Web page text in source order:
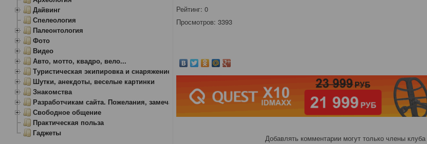
Рейтинг: 0
Просмотров: 3393
Добавлять комментарии могут только члены клуба
Дайвинг
Спелеология
Палеонтология
Фото
Видео
Авто, мотто, квадро, вело...
Туристическая экипировка и снаряжение
Шутки, анекдоты, веселые картинки
Знакомства
Разработчикам сайта. Пожелания, замечания.
Свободное общение
Практическая польза
Гаджеты